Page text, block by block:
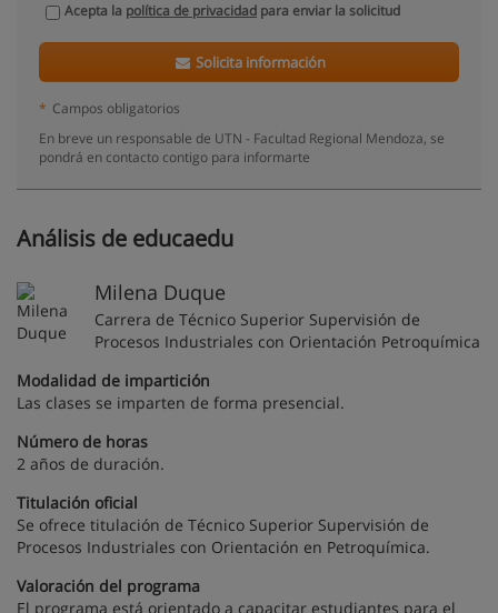
Acepta la política de privacidad para enviar la solicitud
Solicita información
* Campos obligatorios
En breve un responsable de UTN - Facultad Regional Mendoza, se
pondrá en contacto contigo para informarte
Análisis de educaedu
Milena Duque
Carrera de Técnico Superior Supervisión de
Procesos Industriales con Orientación Petroquímica
Modalidad de impartición
Las clases se imparten de forma presencial.
Número de horas
2 años de duración.
Titulación oficial
Se ofrece titulación de Técnico Superior Supervisión de
Procesos Industriales con Orientación en Petroquímica.
Valoración del programa
El programa está orientado a capacitar estudiantes para el